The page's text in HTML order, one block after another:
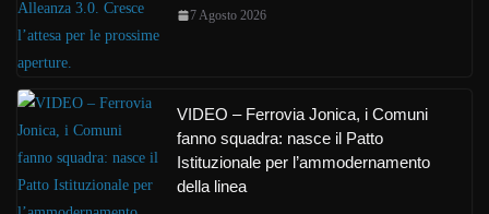
7 Agosto 2026
VIDEO – Ferrovia Jonica, i Comuni
fanno squadra: nasce il Patto
Istituzionale per l’ammodernamento
della linea